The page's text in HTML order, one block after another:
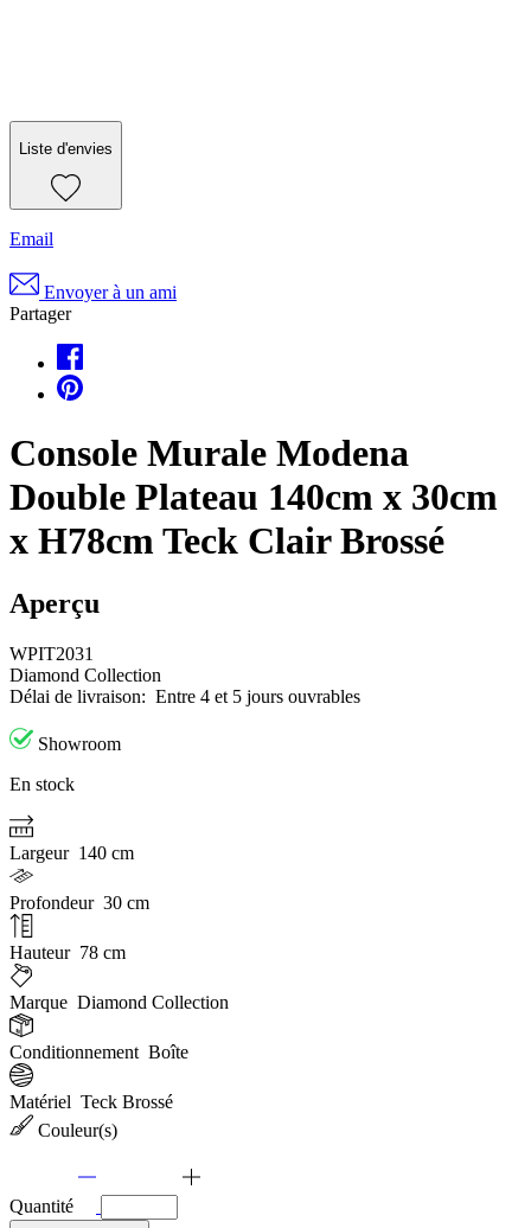
Liste d'envies
Email
Envoyer à un ami
Partager
Console Murale Modena
Double Plateau 140cm x 30cm
x H78cm Teck Clair Brossé
Aperçu
WPIT2031
Diamond Collection
Délai de livraison: Entre 4 et 5 jours ouvrables
Showroom
En stock
Largeur 140 cm
Profondeur 30 cm
Hauteur 78 cm
Marque Diamond Collection
Conditionnement Boîte
Matériel Teck Brossé
Couleur(s)
Quantité